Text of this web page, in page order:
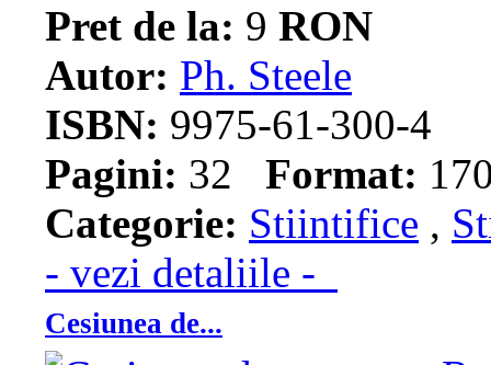
Pret de la: 9 RON
Autor: Ph. Steele
ISBN: 9975-61-300-4
Pagini: 32 Format:
Categorie: Stiintifice ,
- vezi detaliile -
Cesiunea de...